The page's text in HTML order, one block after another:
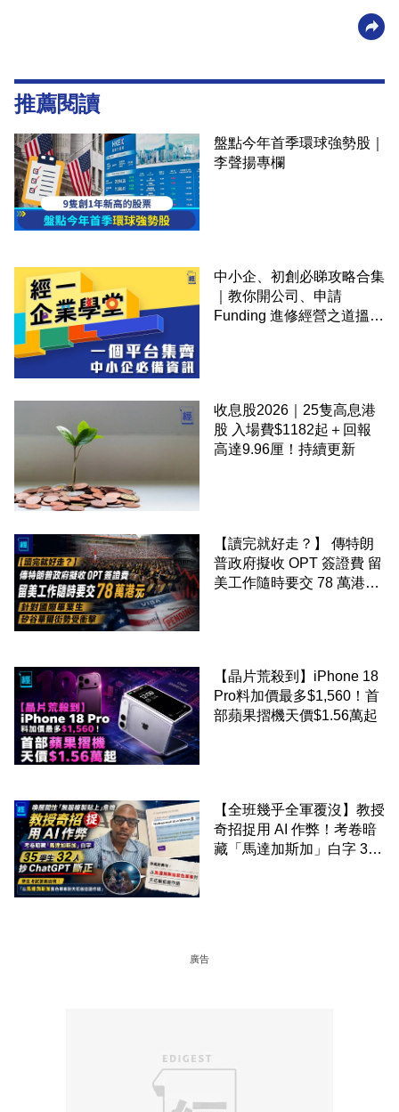
推薦閱讀
盤點今年首季環球強勢股｜
李聲揚專欄
中小企、初創必睇攻略合集
｜教你開公司、申請
Funding 進修經營之道搵大
收息股2026｜25隻高息港
股 入場費$1182起＋回報
高達9.96厘！持續更新
【讀完就好走？】 傳特朗
普政府擬收 OPT 簽證費 留
美工作隨時要交 78 萬港元
【晶片荒殺到】iPhone 18
Pro料加價最多$1,560！首
部蘋果摺機天價$1.56萬起
【全班幾乎全軍覆沒】教授
奇招捉用 AI 作弊！考卷暗
藏「馬達加斯加」白字 35
廣告